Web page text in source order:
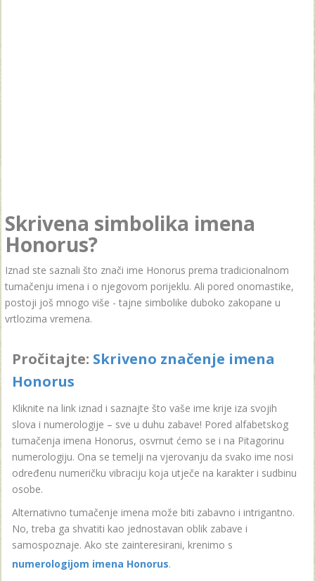
Skrivena simbolika imena
Honorus?
Iznad ste saznali što znači ime Honorus prema tradicionalnom
tumačenju imena i o njegovom porijeklu. Ali pored onomastike,
postoji još mnogo više - tajne simbolike duboko zakopane u
vrtlozima vremena.
Pročitajte: Skriveno značenje imena
Honorus
Kliknite na link iznad i saznajte što vaše ime krije iza svojih
slova i numerologije – sve u duhu zabave! Pored alfabetskog
tumačenja imena Honorus, osvrnut ćemo se i na Pitagorinu
numerologiju. Ona se temelji na vjerovanju da svako ime nosi
određenu numeričku vibraciju koja utječe na karakter i sudbinu
osobe.
Alternativno tumačenje imena može biti zabavno i intrigantno.
No, treba ga shvatiti kao jednostavan oblik zabave i
samospoznaje. Ako ste zainteresirani, krenimo s
numerologijom imena Honorus.